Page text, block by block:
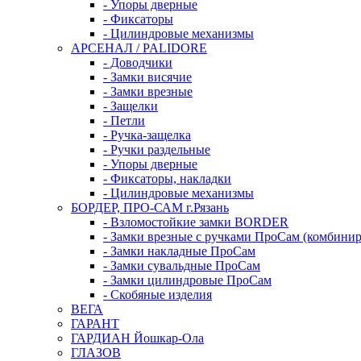
- Упоры дверные
- Фиксаторы
- Цилиндровые механизмы
АРСЕНАЛ / PALIDORE
- Доводчики
- Замки висячие
- Замки врезные
- Защелки
- Петли
- Ручка-защелка
- Ручки раздельные
- Упоры дверные
- Фиксаторы, накладки
- Цилиндровые механизмы
БОРДЕР, ПРО-САМ г.Рязань
- Взломостойкие замки BORDER
- Замки врезные с ручками ПроСам
- Замки накладные ПроСам
- Замки сувальдные ПроСам
- Замки цилиндровые ПроСам
- Скобяные изделия
ВЕГА
ГАРАНТ
ГАРДИАН Йошкар-Ола
ГЛАЗОВ